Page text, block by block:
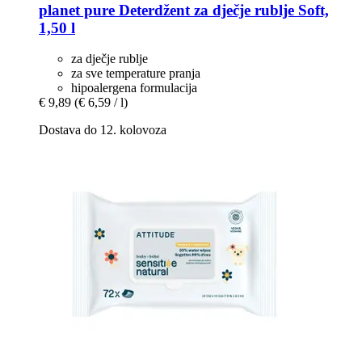
planet pure Deterdžent za dječje rublje Soft,
1,50 l
za dječje rublje
za sve temperature pranja
hipoalergena formulacija
€ 9,89 (€ 6,59 / l)
Dostava do 12. kolovoza